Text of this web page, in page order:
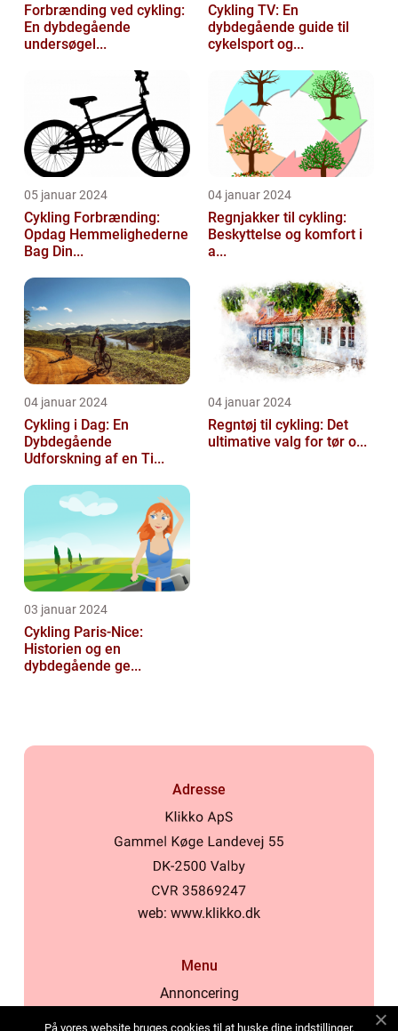
Forbrænding ved cykling:
En dybdegående
undersøgel...
Cykling TV: En
dybdegående guide til
cykelsport og...
05 januar 2024
Cykling Forbrænding:
Opdag Hemmelighederne
Bag Din...
04 januar 2024
Regnjakker til cykling:
Beskyttelse og komfort i
a...
04 januar 2024
Cykling i Dag: En
Dybdegående
Udforskning af en Ti...
04 januar 2024
Regntøj til cykling: Det
ultimative valg for tør o...
03 januar 2024
Cykling Paris-Nice:
Historien og en
dybdegående ge...
Adresse
web: www.klikko.dk
Menu
Annoncering
På vores website bruges cookies til at huske dine indstillinger,